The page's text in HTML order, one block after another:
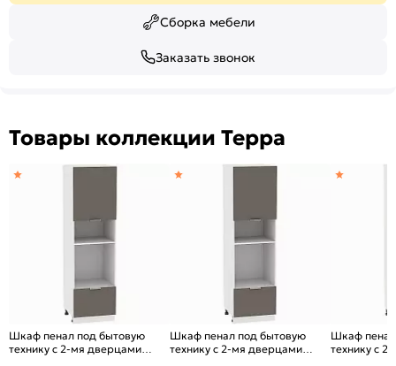
Сборка мебели
Заказать звонок
Товары коллекции Терра
Шкаф пенал под бытовую
технику с 2-мя дверцами
Шкаф пенал под бытовую
технику с 2-мя дверцами
Шкаф
технику с